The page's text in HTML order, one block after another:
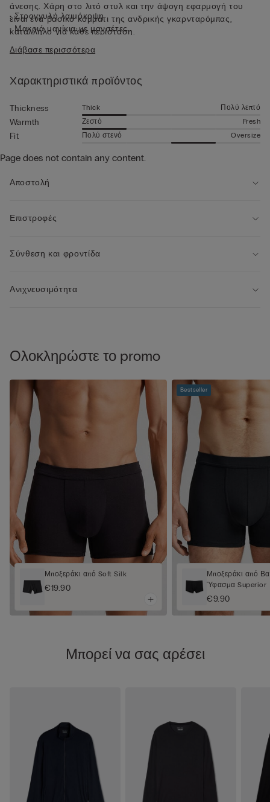
άνεσης. Χάρη στο λιτό στυλ και την άψογη εφαρμογή του
είναι ένα βασικό κομμάτι της ανδρικής γκαρνταρόμπας,
κατάλληλο για κάθε περίσταση.
• Στρογγυλή λαιμόκοψη
• Μακριά μανίκια με μανσέτες
• Κανονική εφαρμογή
• Το μοντέλο έχει ύψος 185 εκ. και φοράει μέγεθος L
Διάβασε περισσότερα
Χαρακτηριστικά προϊόντος
Thickness Thick Πολύ λεπτό
Warmth Ζεστό Fresh
Fit Πολύ στενό Oversize
Page does not contain any content.
Αποστολή
Επιστροφές
Σύνθεση και φροντίδα
Ανιχνευσιμότητα
Ολοκληρώστε το promo
Μποξεράκι από Soft Silk
€19.90
Bestseller
Μποξεράκι από
Ύφασμα Superior
€9.90
Μπορεί να σας αρέσει